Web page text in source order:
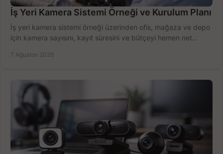
İş Yeri Kamera Sistemi Örneği ve Kurulum Planı
İş yeri kamera sistemi örneği üzerinden ofis, mağaza ve depo
için kamera sayısını, kayıt süresini ve bütçeyi hemen net
7 Ağustos 2026